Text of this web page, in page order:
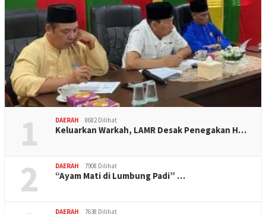
1 DAERAH 8682 Dilihat
Keluarkan Warkah, LAMR Desak Penegakan H…
2 DAERAH 7908 Dilihat
“Ayam Mati di Lumbung Padi” …
DAERAH 7638 Dilihat